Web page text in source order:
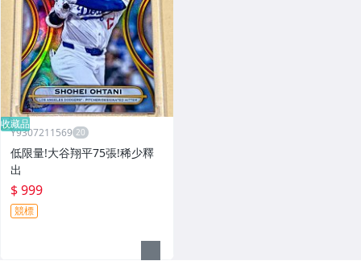
收藏品
Y9307211569
低限量!大谷翔平75張!稀少釋
出
$ 999
競標